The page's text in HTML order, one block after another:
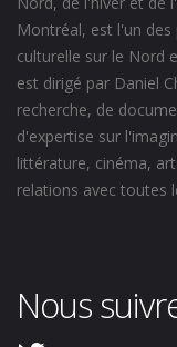
Montréal, est l'un
culturelle sur le Nord
est dirigé par Daniel
recherche, de
d'expertise sur
littérature, cinéma,
relations avec toutes
Nous